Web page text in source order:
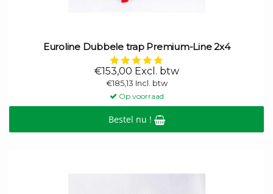
Euroline Dubbele trap Premium-Line 2x4
star
rating
€153,00 Excl. btw
€185,13 Incl. btw
Op voorraad
Bestel nu !